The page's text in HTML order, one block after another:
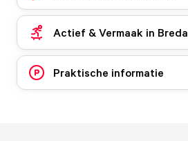
Actief & Vermaak in Breda
Praktische informatie